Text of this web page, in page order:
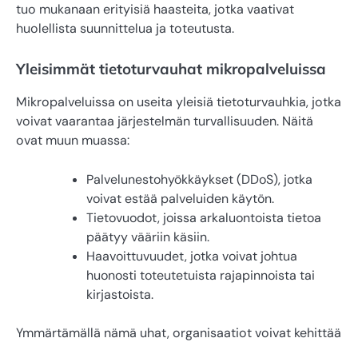
tuo mukanaan erityisiä haasteita, jotka vaativat
huolellista suunnittelua ja toteutusta.
Yleisimmät tietoturvauhat mikropalveluissa
Mikropalveluissa on useita yleisiä tietoturvauhkia, jotka
voivat vaarantaa järjestelmän turvallisuuden. Näitä
ovat muun muassa:
Palvelunestohyökkäykset (DDoS), jotka
voivat estää palveluiden käytön.
Tietovuodot, joissa arkaluontoista tietoa
päätyy vääriin käsiin.
Haavoittuvuudet, jotka voivat johtua
huonosti toteutetuista rajapinnoista tai
kirjastoista.
Ymmärtämällä nämä uhat, organisaatiot voivat kehittää